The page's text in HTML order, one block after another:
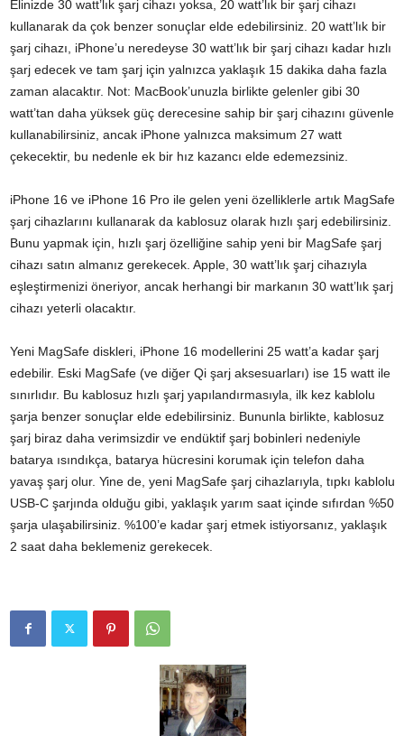
Elinizde 30 watt’lık şarj cihazı yoksa, 20 watt’lık bir şarj cihazı
kullanarak da çok benzer sonuçlar elde edebilirsiniz. 20 watt’lık bir
şarj cihazı, iPhone’u neredeyse 30 watt’lık bir şarj cihazı kadar hızlı
şarj edecek ve tam şarj için yalnızca yaklaşık 15 dakika daha fazla
zaman alacaktır. Not: MacBook’unuzla birlikte gelenler gibi 30
watt’tan daha yüksek güç derecesine sahip bir şarj cihazını güvenle
kullanabilirsiniz, ancak iPhone yalnızca maksimum 27 watt
çekecektir, bu nedenle ek bir hız kazancı elde edemezsiniz.
iPhone 16 ve iPhone 16 Pro ile gelen yeni özelliklerle artık MagSafe
şarj cihazlarını kullanarak da kablosuz olarak hızlı şarj edebilirsiniz.
Bunu yapmak için, hızlı şarj özelliğine sahip yeni bir MagSafe şarj
cihazı satın almanız gerekecek. Apple, 30 watt’lık şarj cihazıyla
eşleştirmenizi öneriyor, ancak herhangi bir markanın 30 watt’lık şarj
cihazı yeterli olacaktır.
Yeni MagSafe diskleri, iPhone 16 modellerini 25 watt’a kadar şarj
edebilir. Eski MagSafe (ve diğer Qi şarj aksesuarları) ise 15 watt ile
sınırlıdır. Bu kablosuz hızlı şarj yapılandırmasıyla, ilk kez kablolu
şarja benzer sonuçlar elde edebilirsiniz. Bununla birlikte, kablosuz
şarj biraz daha verimsizdir ve endüktif şarj bobinleri nedeniyle
batarya ısındıkça, batarya hücresini korumak için telefon daha
yavaş şarj olur. Yine de, yeni MagSafe şarj cihazlarıyla, tıpkı kablolu
USB-C şarjında olduğu gibi, yaklaşık yarım saat içinde sıfırdan %50
şarja ulaşabilirsiniz. %100’e kadar şarj etmek istiyorsanız, yaklaşık
2 saat daha beklemeniz gerekecek.